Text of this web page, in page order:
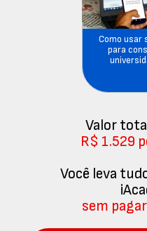
Como usar
para
Valor
R$ 1.529
Você leva
sem